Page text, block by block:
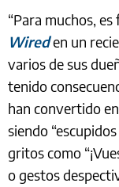
“Para muchos,
Wireden un
varios de sus
tenido
han convertido
siendo
gritos como
o gestos